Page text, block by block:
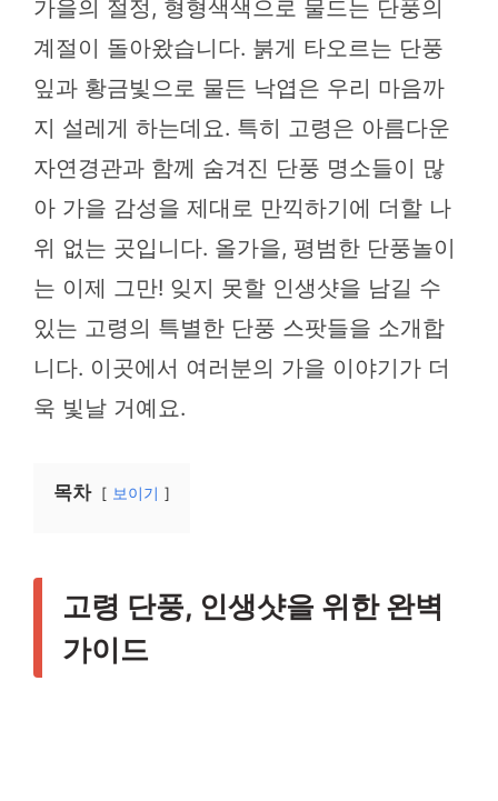
가을의 절정, 형형색색으로 물드는 단풍의
계절이 돌아왔습니다. 붉게 타오르는 단풍
잎과 황금빛으로 물든 낙엽은 우리 마음까
지 설레게 하는데요. 특히 고령은 아름다운
자연경관과 함께 숨겨진 단풍 명소들이 많
아 가을 감성을 제대로 만끽하기에 더할 나
위 없는 곳입니다. 올가을, 평범한 단풍놀이
는 이제 그만! 잊지 못할 인생샷을 남길 수
있는 고령의 특별한 단풍 스팟들을 소개합
니다. 이곳에서 여러분의 가을 이야기가 더
욱 빛날 거예요.
목차 보이기
고령 단풍, 인생샷을 위한 완벽
가이드